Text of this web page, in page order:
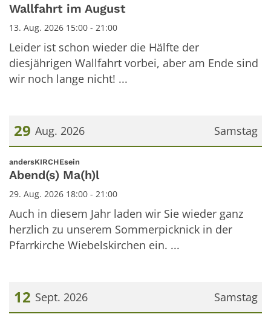
Wallfahrt im August
13. Aug. 2026 15:00 - 21:00
Leider ist schon wieder die Hälfte der
diesjährigen Wallfahrt vorbei, aber am Ende sind
wir noch lange nicht! ...
Samstag
29 Aug. 2026
Datum: 29. August 2026
andersKIRCHEsein
Abend(s) Ma(h)l
29. Aug. 2026 18:00 - 21:00
Auch in diesem Jahr laden wir Sie wieder ganz
herzlich zu unserem Sommerpicknick in der
Pfarrkirche Wiebelskirchen ein. ...
Samstag
12 Sept. 2026